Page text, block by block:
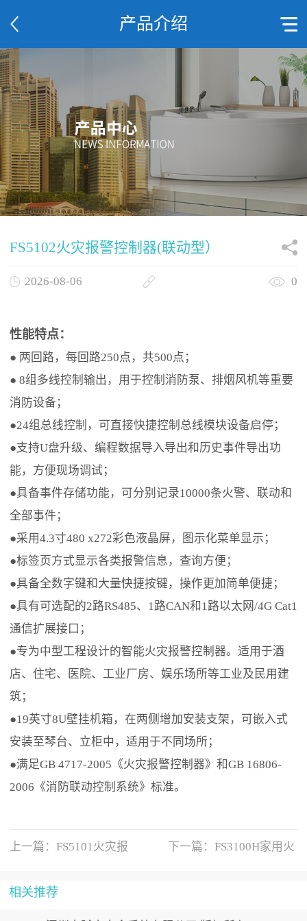
产品介绍
FS5102火灾报警控制器(联动型）
2026-08-06 0
性能特点：
● 两回路，每回路250点，共500点；
● 8组多线控制输出，用于控制消防泵、排烟风机等重要
消防设备；
●24组总线控制，可直接快捷控制总线模块设备启停；
●支持U盘升级、编程数据导入导出和历史事件导出功
能，方便现场调试；
●具备事件存储功能，可分别记录10000条火警、联动和
全部事件；
●采用4.3寸480 x272彩色液晶屏，图示化菜单显示；
●标签页方式显示各类报警信息，查询方便；
●具备全数字键和大量快捷按键，操作更加简单便捷；
●具有可选配的2路RS485、1路CAN和1路以太网/4G Cat1
通信扩展接口；
●专为中型工程设计的智能火灾报警控制器。适用于酒
店、住宅、医院、工业厂房、娱乐场所等工业及民用建
筑；
●19英寸8U壁挂机箱，在两侧增加安装支架，可嵌入式
安装至琴台、立柜中，适用于不同场所；
●满足GB 4717-2005《火灾报警控制器》和GB 16806-
2006《消防联动控制系统》标准。
上一篇： FS5101火灾报
下一篇： FS3100H家用火
相关推荐